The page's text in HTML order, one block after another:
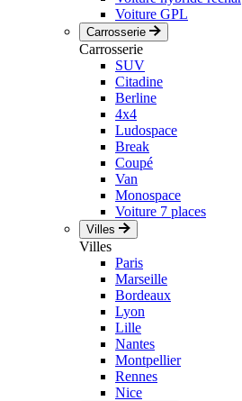
Voiture GPL
Carrosserie
Carrosserie
SUV
Citadine
Berline
4x4
Ludospace
Break
Coupé
Van
Monospace
Voiture 7 places
Villes
Villes
Paris
Marseille
Bordeaux
Lyon
Lille
Nantes
Montpellier
Rennes
Nice